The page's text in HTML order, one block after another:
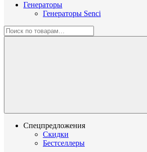
Генераторы
Генераторы Senci
Спецпредложения
Скидки
Бестселлеры